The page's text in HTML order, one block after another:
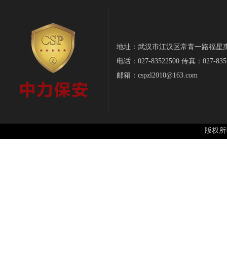
地址：武汉市江汉区常青一路福星
电话：027-83522500 传真：027-
邮箱：cspzl2010@163.com
版权